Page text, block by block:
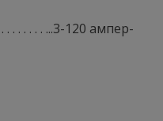
. . . . . . ...3-120 ампер-